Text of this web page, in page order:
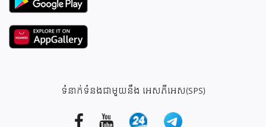
ទំនាក់ទំនងជាមួយនឹង អេសភីអេស(SPS)